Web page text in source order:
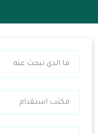
مكتب استقدام